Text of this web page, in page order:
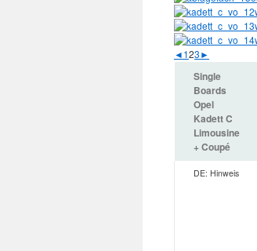
◄123►
Single
Boards
Opel
Kadett C
Limousine
+ Coupé
DE: Hinweis